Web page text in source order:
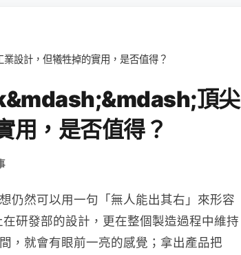
設計，但犧牲掉的實用，是否值得？
頂尖
用，是否值得？
仍然可以用一句「無人能出其右」來形容
研發部的設計，更在整個製造過程中維持
，就會有眼前一亮的感覺；拿出產品把